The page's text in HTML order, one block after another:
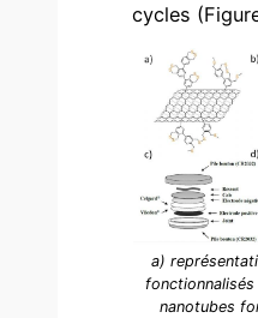
cycles
a)
nanotubes